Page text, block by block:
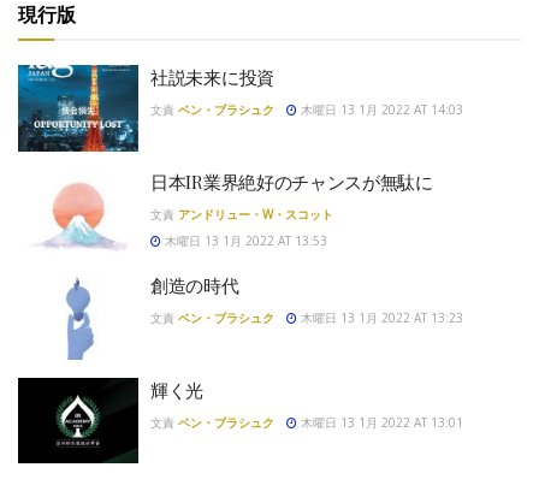
現行版
社説未来に投資
文責 ベン・ブラシュク 木曜日 13 1月 2022 AT 14:03
日本IR業界絶好のチャンスが無駄に
文責 アンドリュー・W・スコット
木曜日 13 1月 2022 AT 13:53
創造の時代
文責 ベン・ブラシュク 木曜日 13 1月 2022 AT 13:23
輝く光
文責 ベン・ブラシュク 木曜日 13 1月 2022 AT 13:01